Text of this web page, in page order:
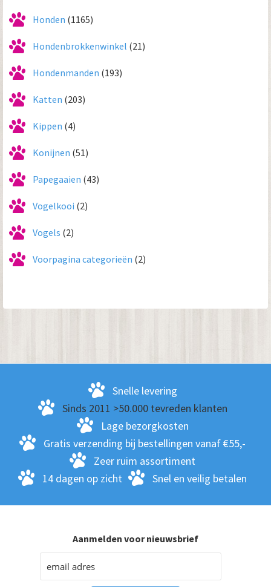
Honden (1165)
Hondenbrokkenwinkel (21)
Hondenmanden (193)
Katten (203)
Kippen (4)
Konijnen (51)
Papegaaien (43)
Vogelkooi (2)
Vogels (2)
Voorpagina categorieën (2)
Snelle levering
Sinds 2011 >50.000 tevreden klanten
Lage bezorgkosten
Gratis verzending bij bestellingen vanaf €55,-
Zeer ruim assortiment
14 dagen op zicht
Snel en veilig betalen
Aanmelden voor nieuwsbrief